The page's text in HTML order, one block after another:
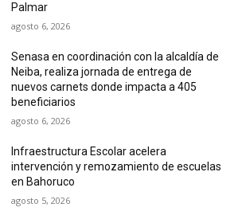
Palmar
agosto 6, 2026
Senasa en coordinación con la alcaldía de
Neiba, realiza jornada de entrega de
nuevos carnets donde impacta a 405
beneficiarios
agosto 6, 2026
Infraestructura Escolar acelera
intervención y remozamiento de escuelas
en Bahoruco
agosto 5, 2026